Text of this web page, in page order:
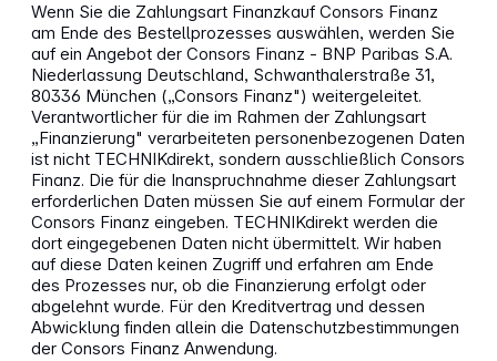
Wenn Sie die Zahlungsart Finanzkauf Consors Finanz
am Ende des Bestellprozesses auswählen, werden Sie
auf ein Angebot der Consors Finanz - BNP Paribas S.A.
Niederlassung Deutschland, Schwanthalerstraße 31,
80336 München („Consors Finanz") weitergeleitet.
Verantwortlicher für die im Rahmen der Zahlungsart
„Finanzierung" verarbeiteten personenbezogenen Daten
ist nicht TECHNIKdirekt, sondern ausschließlich Consors
Finanz. Die für die Inanspruchnahme dieser Zahlungsart
erforderlichen Daten müssen Sie auf einem Formular der
Consors Finanz eingeben. TECHNIKdirekt werden die
dort eingegebenen Daten nicht übermittelt. Wir haben
auf diese Daten keinen Zugriff und erfahren am Ende
des Prozesses nur, ob die Finanzierung erfolgt oder
abgelehnt wurde. Für den Kreditvertrag und dessen
Abwicklung finden allein die Datenschutzbestimmungen
der Consors Finanz Anwendung.